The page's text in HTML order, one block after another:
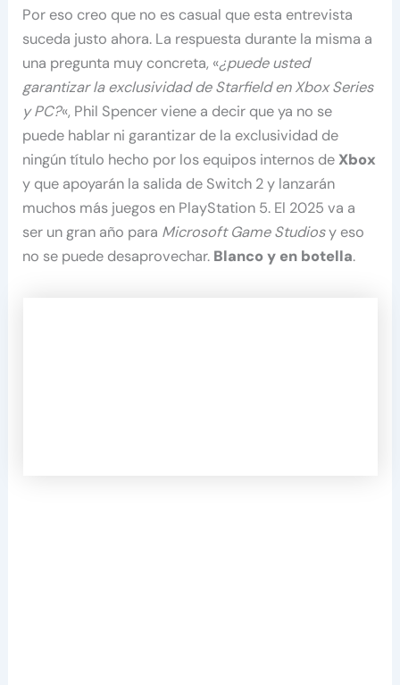
Por eso creo que no es casual que esta entrevista
suceda justo ahora. La respuesta durante la misma a
una pregunta muy concreta, «¿puede usted
garantizar la exclusividad de Starfield en Xbox Series
y PC?«, Phil Spencer viene a decir que ya no se
puede hablar ni garantizar de la exclusividad de
ningún título hecho por los equipos internos de Xbox
y que apoyarán la salida de Switch 2 y lanzarán
muchos más juegos en PlayStation 5. El 2025 va a
ser un gran año para Microsoft Game Studiosy eso
no se puede desaprovechar. Blanco y en botella.